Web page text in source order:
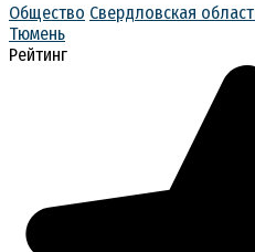
Общество Свердловская
Тюмень
Рейтинг